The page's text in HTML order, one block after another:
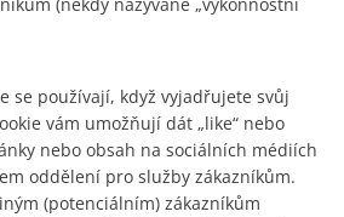
se používají, když vyjadřujete svůj
vám umožňují dát „like“ nebo
nebo obsah na sociálních médiích
oddělení pro služby zákazníkům.
(potenciálním) zákazníkům